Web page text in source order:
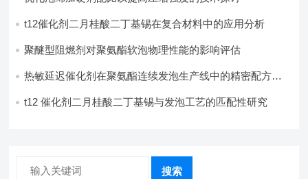
t12催化剂二月桂酸二丁基锡在复合材料中的应用分析
聚醚型阻燃剂对聚氨酯软泡物理性能的影响评估​
热敏延迟催化剂在聚氨酯连续发泡生产线中的精密配方设
t12 催化剂二月桂酸二丁基锡与发泡工艺的匹配性研究
搜索